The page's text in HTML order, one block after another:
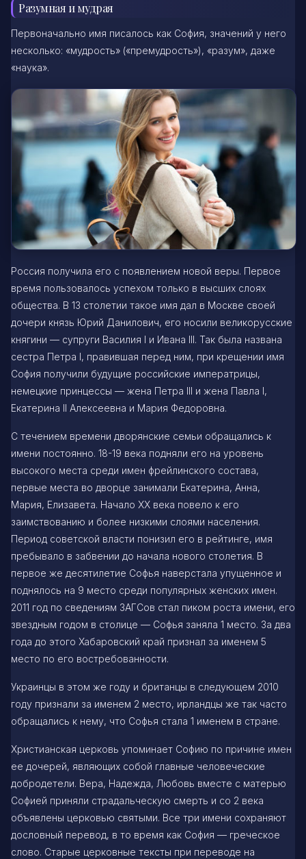
Разумная и мудрая
Первоначально имя писалось как София, значений у него
несколько: «мудрость» («премудрость»), «разум», даже
«наука».
Россия получила его с появлением новой веры. Первое
время пользовалось успехом только в высших слоях
общества. В 13 столетии такое имя дал в Москве своей
дочери князь Юрий Данилович, его носили великорусские
княгини — супруги Василия I и Ивана III. Так была названа
сестра Петра I, правившая перед ним, при крещении имя
София получили будущие российские императрицы,
немецкие принцессы — жена Петра III и жена Павла I,
Екатерина II Алексеевна и Мария Федоровна.
С течением времени дворянские семьи обращались к
имени постоянно. 18-19 века подняли его на уровень
высокого места среди имен фрейлинского состава,
первые места во дворце занимали Екатерина, Анна,
Мария, Елизавета. Начало XX века повело к его
заимствованию и более низкими слоями населения.
Период советской власти понизил его в рейтинге, имя
пребывало в забвении до начала нового столетия. В
первое же десятилетие Софья наверстала упущенное и
поднялось на 9 место среди популярных женских имен.
2011 год по сведениям ЗАГСов стал пиком роста имени, его
звездным годом в столице — Софья заняла 1 место. За два
года до этого Хабаровский край признал за именем 5
место по его востребованности.
Украинцы в этом же году и британцы в следующем 2010
году признали за именем 2 место, ирландцы же так часто
обращались к нему, что Софья стала 1 именем в стране.
Христианская церковь упоминает Софию по причине имен
ее дочерей, являющих собой главные человеческие
добродетели. Вера, Надежда, Любовь вместе с матерью
Софией приняли страдальческую смерть и со 2 века
объявлены церковью святыми. Все три имени сохраняют
дословный перевод, в то время как София — греческое
слово. Старые церковные тексты при переводе на